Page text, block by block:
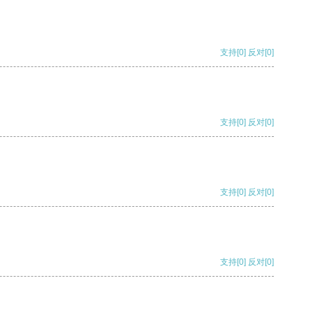
支持[0] 反对[0]
支持[0] 反对[0]
支持[0] 反对[0]
支持[0] 反对[0]